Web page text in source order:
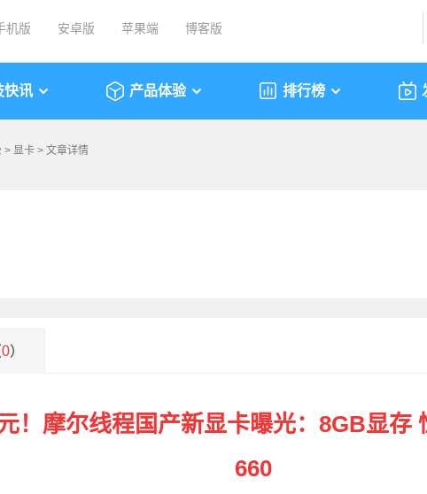
机版 安卓版 苹果端 博客版
快讯 产品体验 排行榜
> 显卡 > 文章详情
0）
！摩尔线程国产新显卡曝光：8GB显存
660